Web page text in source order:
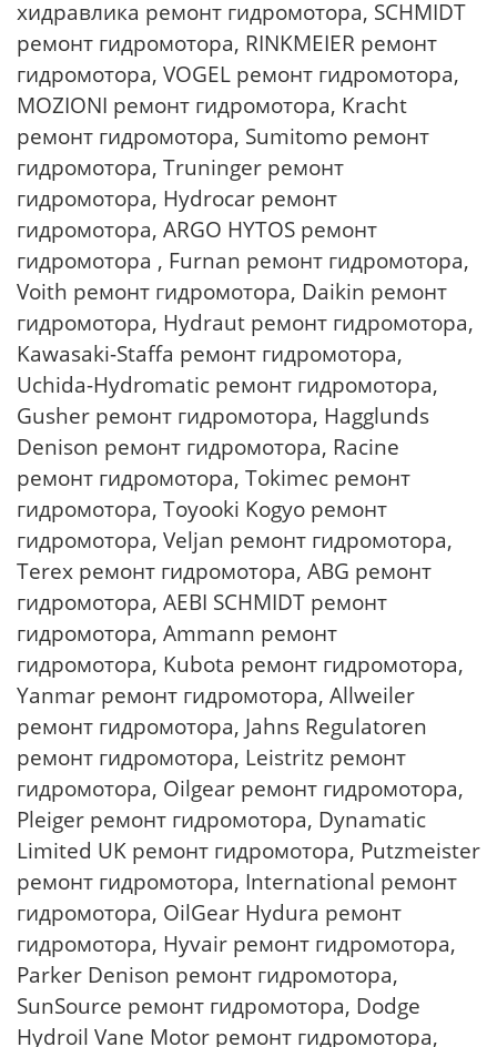
хидравлика ремонт гидромотора, SCHMIDT
ремонт гидромотора, RINKMEIER ремонт
гидромотора, VOGEL ремонт гидромотора,
MOZIONI ремонт гидромотора, Kracht
ремонт гидромотора, Sumitomo ремонт
гидромотора, Truninger ремонт
гидромотора, Hydrocar ремонт
гидромотора, ARGO HYTOS ремонт
гидромотора , Furnan ремонт гидромотора,
Voith ремонт гидромотора, Daikin ремонт
гидромотора, Hydraut ремонт гидромотора,
Kawasaki-Staffa ремонт гидромотора,
Uchida-Hydromatic ремонт гидромотора,
Gusher ремонт гидромотора, Hagglunds
Denison ремонт гидромотора, Racine
ремонт гидромотора, Tokimec ремонт
гидромотора, Toyooki Kogyo ремонт
гидромотора, Veljan ремонт гидромотора,
Terex ремонт гидромотора, ABG ремонт
гидромотора, AEBI SCHMIDT ремонт
гидромотора, Ammann ремонт
гидромотора, Kubota ремонт гидромотора,
Yanmar ремонт гидромотора, Allweiler
ремонт гидромотора, Jahns Regulatoren
ремонт гидромотора, Leistritz ремонт
гидромотора, Oilgear ремонт гидромотора,
Pleiger ремонт гидромотора, Dynamatic
Limited UK ремонт гидромотора, Putzmeister
ремонт гидромотора, International ремонт
гидромотора, OilGear Hydura ремонт
гидромотора, Hyvair ремонт гидромотора,
Parker Denison ремонт гидромотора,
SunSource ремонт гидромотора, Dodge
Hydroil Vane Motor ремонт гидромотора,